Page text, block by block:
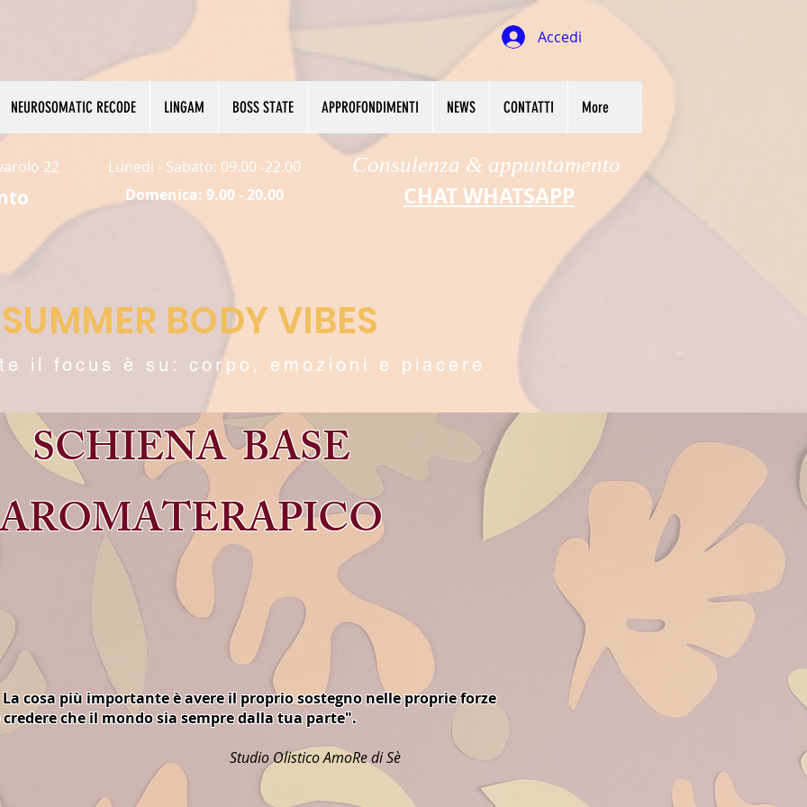
Accedi
NEUROSOMATIC RECODE LINGAM BOSS STATE APPROFONDIMENTI NEWS CONTATTI More
22
Lunedi - Sabato: 09.00 -22.00
Domenica: 9.00 - 20.00​
Consulenza & appuntamento
CHAT WHATSAPP
SUMMER BODY VIBES
il focus è su: corpo, emozioni e piacere
SCHIENA BASE
AROMATERAPICO
cosa più importante è avere il proprio sostegno nelle proprie forze
credere che il mondo sia sempre dalla tua parte".
Studio Olistico AmoRe di Sè